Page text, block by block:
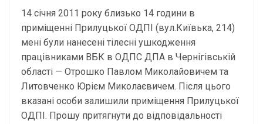
14 січня 2011 року близько 14 години в
приміщенні Прилуцької ОДПІ (вул.Київька, 214)
мені були нанесені тілесні ушкодження
працівниками ВБК в ОДПС ДПА в Чернігівській
області — Отрошко Павлом Миколайовичем та
Литовченко Юрієм Миколаєвичем. Після цього
вказані особи залишили приміщення Прилуцької
ОДПІ. Прошу притягнути до відповідальності